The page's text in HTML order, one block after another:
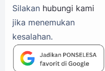
Silakan hubungi kami
jika menemukan
kesalahan.